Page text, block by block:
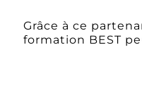
Grâce à ce
formation BEST